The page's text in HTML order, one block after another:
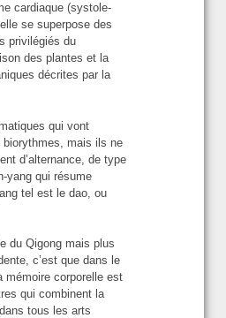
cardiaque (systole-
se superpose des
privilégiés du
des plantes et la
décrites par la
qui vont
mais ils ne
d’alternance, de type
yang qui résume
tel est le dao, ou
du Qigong mais plus
c’est que dans le
mémoire corporelle est
qui combinent la
tous les arts